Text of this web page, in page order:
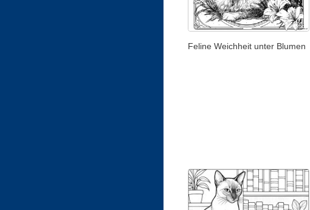
Feline Weichheit unter Blumen